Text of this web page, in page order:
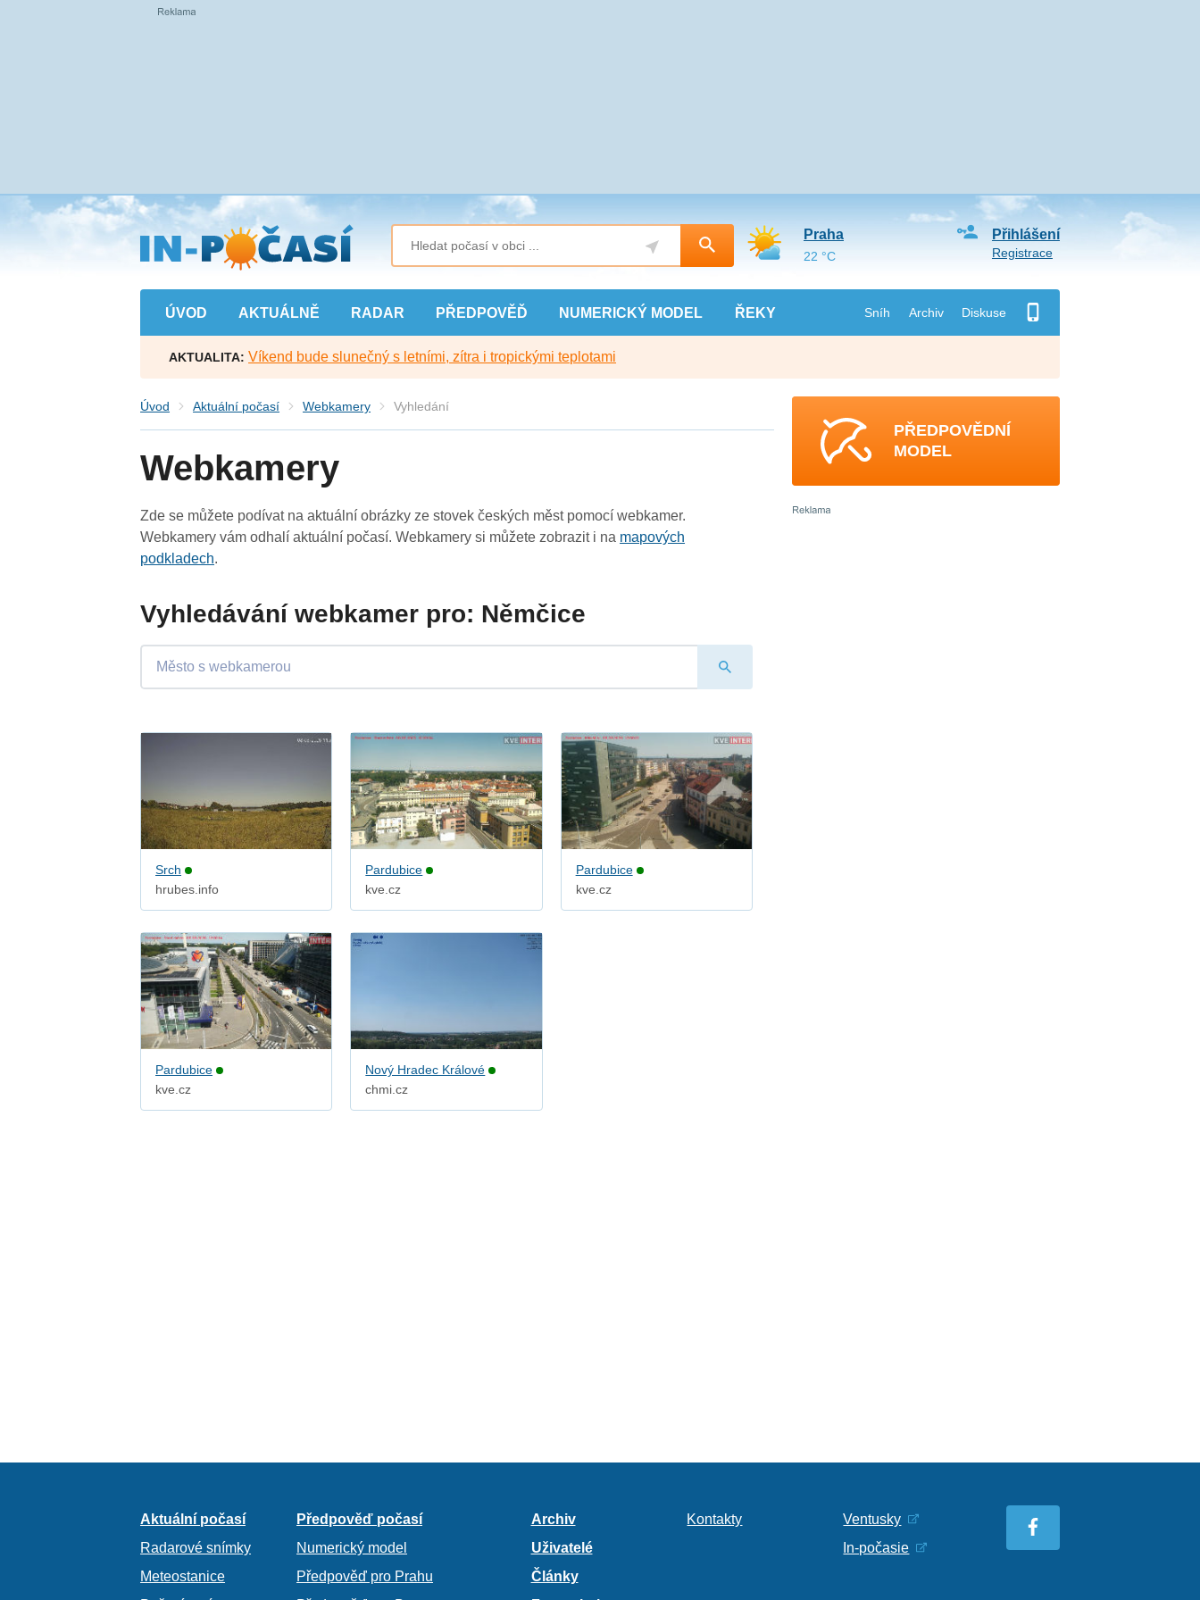
Přejít
na
hlavní
obsah
ÚVOD AKTUÁLNĚ RADAR PŘEDPOVĚĎ NUMERICKÝ MODEL ŘEKY Sníh Archiv Diskuse
Přihlášení
Registrace
Praha
22 °C
AKTUALITA: Víkend bude slunečný s letními, zítra i tropickými teplotami
Úvod Aktuální počasí Webkamery Vyhledání
Webkamery
Zde se můžete podívat na aktuální obrázky ze stovek českých měst pomocí webkamer.
Webkamery vám odhalí aktuální počasí. Webkamery si můžete zobrazit i na mapových
podkladech.
Vyhledávání webkamer pro: Němčice
Srch
hrubes.info
Pardubice
kve.cz
Pardubice
kve.cz
Pardubice
kve.cz
Nový Hradec Králové
chmi.cz
PŘEDPOVĚDNÍ
MODEL
Aktuální počasí
Radarové snímky
Meteostanice
Předpověď počasí
Numerický model
Předpověď pro Prahu
Archiv
Uživatelé
Články
Kontakty
Ventusky
In-počasie